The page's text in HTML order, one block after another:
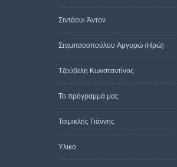
Σιντάουι Άντον
Σταμπασοπούλου Αργυρώ (Ηρώ)
Τζούβελη Κωνσταντίνος
Το πρόγραμμά μας
Τσιμικλής Γιάννης
Υλικο